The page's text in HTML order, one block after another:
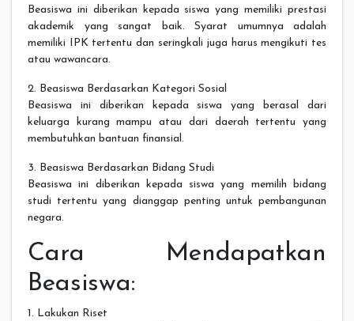
Beasiswa ini diberikan kepada siswa yang memiliki prestasi
akademik yang sangat baik. Syarat umumnya adalah
memiliki IPK tertentu dan seringkali juga harus mengikuti tes
atau wawancara.
2. Beasiswa Berdasarkan Kategori Sosial
Beasiswa ini diberikan kepada siswa yang berasal dari
keluarga kurang mampu atau dari daerah tertentu yang
membutuhkan bantuan finansial.
3. Beasiswa Berdasarkan Bidang Studi
Beasiswa ini diberikan kepada siswa yang memilih bidang
studi tertentu yang dianggap penting untuk pembangunan
negara.
Cara Mendapatkan
Beasiswa:
1. Lakukan Riset